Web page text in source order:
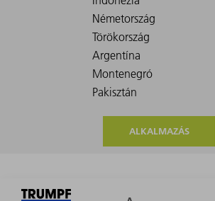
ALKALMAZÁS